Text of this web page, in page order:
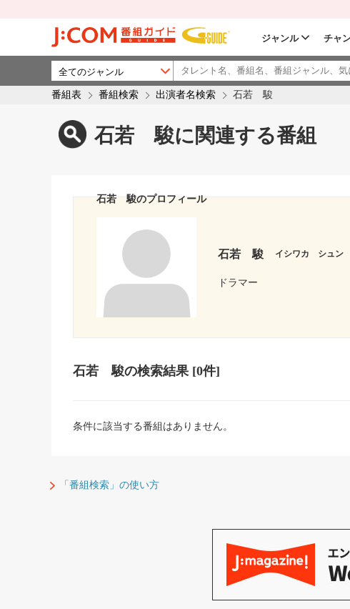
ジャンル チャ
番組表 番組検索 出演者名検索 石若 駿
石若 駿に関連する番組
石若 駿のプロフィール
石若 駿 イシワカ シュン
ドラマー
石若 駿の検索結果[0件]
条件に該当する番組はありません。
「番組検索」の使い方